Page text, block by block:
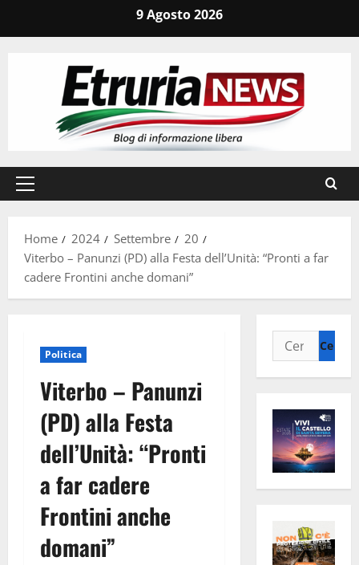
9 Agosto 2026
Menu
Home
2024 Settembre
20
Viterbo – Panunzi (PD) alla Festa dell’Unità: “Pronti a far
cadere Frontini anche domani”
Politica
Viterbo – Panunzi
(PD) alla Festa
dell’Unità: “Pronti
a far cadere
Frontini anche
domani”
Ricerca
per: